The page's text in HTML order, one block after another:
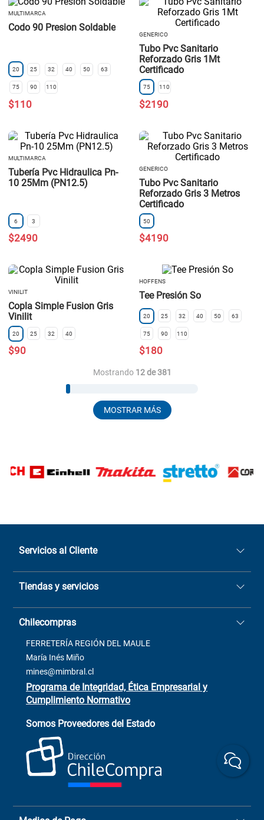
MULTIMARCA
Codo 90 Presion Soldable
20 25 32 40 50 63
75 90 110
$110
GENERICO
Tubo Pvc Sanitario
Reforzado Gris 1Mt
Certificado
75 110
$2190
MULTIMARCA
Tubería Pvc Hidraulica Pn-
10 25Mm (PN12.5)
6 3
$2490
GENERICO
Tubo Pvc Sanitario
Reforzado Gris 3 Metros
Certificado
50
$4190
VINILIT
Copla Simple Fusion Gris
Vinilit
20 25 32 40
$90
HOFFENS
Tee Presión So
20 25 32 40 50 63
75 90 110
$180
Mostrando 12 de 381
MOSTRAR MÁS
Servicios al Cliente
Quiénes somos
Sucursales
Términos y condiciones
Contacto
Venta Terreno
Trabaja con Nosotros
+(73) 256
ChileCompras
+56 9 9888 9549
Tiendas y servicios
Casa Matriz: Avenida Chorrillos
2137 San Javier, Fono (73)
Chilecompras
FERRETERÍA REGIÓN DEL MAULE
María Inés Miño
mines@mimbral.cl
Programa de Integridad, Ética Empresarial y
Cumplimiento Normativo
Somos Proveedores del Estado